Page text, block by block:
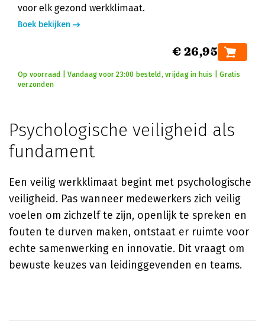
voor elk gezond werkklimaat.
Boek bekijken
€ 26,95
Op voorraad | Vandaag voor 23:00 besteld, vrijdag in huis | Gratis
verzonden
Psychologische veiligheid als
fundament
Een veilig werkklimaat begint met psychologische
veiligheid. Pas wanneer medewerkers zich veilig
voelen om zichzelf te zijn, openlijk te spreken en
fouten te durven maken, ontstaat er ruimte voor
echte samenwerking en innovatie. Dit vraagt om
bewuste keuzes van leidinggevenden en teams.